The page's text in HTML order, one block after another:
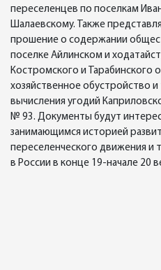
переселенцев по поселкам
Шалаевскому. Также
прошение о содержании
поселке Айлинском и
Костромского и Тарабинского
хозяйственное обустройство
вычисления угодий
№ 93. Документы будут
занимающимся историей
переселенческого движения и
в России в конце 19-начале 20